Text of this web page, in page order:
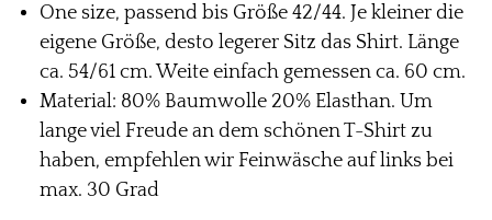
One size, passend bis Größe 42/44. Je kleiner die
eigene Größe, desto legerer Sitz das Shirt. Länge
ca. 54/61 cm. Weite einfach gemessen ca. 60 cm.
Material: 80% Baumwolle 20% Elasthan. Um
lange viel Freude an dem schönen T-Shirt zu
haben, empfehlen wir Feinwäsche auf links bei
max. 30 Grad